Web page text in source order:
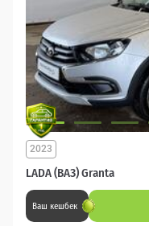
LADA (ВАЗ) Granta
2023
Ваш кешбек